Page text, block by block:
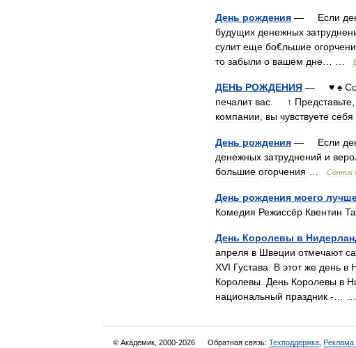
День рождения — Если
будущих денежных
сулит еще бо€льшие
то забыли о вашем дне
ДЕНЬ РОЖДЕНИЯ — ♥ ♠
печалит вас . ↑ Представьте
компании
вы чувствуете себя
День рождения — Если
денежных затруднений и
большие огорчения Сонник
День рождения моего
Комедия Режиссёр Квентин
День Королевы в
апреля в Швеции отмечают
XVI Густава В этот же день в
Королевы День Королевы в
национальный праздник ‑
© Академик, 2000-2026 Обратная связь: Техподдержка Реклама